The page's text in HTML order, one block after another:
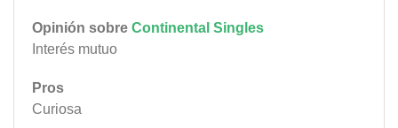
Opinión sobre Continental Singles
Interés mutuo
Pros
Curiosa